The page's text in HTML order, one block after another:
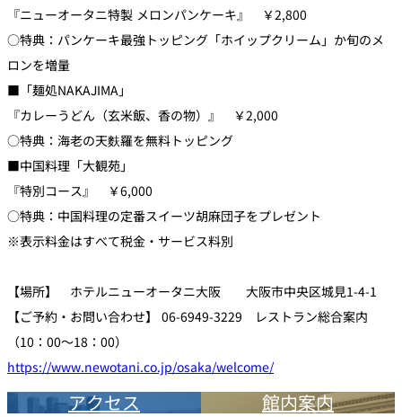
『ニューオータニ特製 メロンパンケーキ』 ￥2,800
○特典：パンケーキ最強トッピング「ホイップクリーム」か旬のメ
ロンを増量
■「麺処NAKAJIMA」
『カレーうどん（玄米飯、香の物）』 ￥2,000
○特典：海老の天麩羅を無料トッピング
■中国料理「大観苑」
『特別コース』 ￥6,000
○特典：中国料理の定番スイーツ胡麻団子をプレゼント
※表示料金はすべて税金・サービス料別
【場所】 ホテルニューオータニ大阪 大阪市中央区城見1-4-1
【ご予約・お問い合わせ】 06-6949-3229 レストラン総合案内
（10：00～18：00）
https://www.newotani.co.jp/osaka/welcome/
アクセス 館内案内